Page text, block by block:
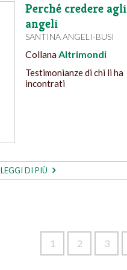
Perché credere agli
angeli
SANTINA ANGELI-BUSI
CollanaAltrimondi
Testimonianze di chi li ha
incontrati
LEGGI DI PIÙ
1 2 3